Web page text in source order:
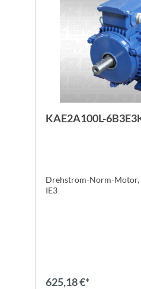
KAE2A100L-
Drehstrom-Norm-Motor,
IE3
625,18 €*